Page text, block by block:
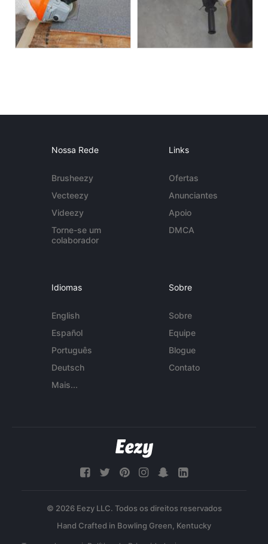
Nossa Rede
Brusheezy
Vecteezy
Videezy
Torne-se um
colaborador
Links
Ofertas
Anunciantes
Apoio
DMCA
Idiomas
English
Español
Português
Deutsch
Mais...
Sobre
Sobre
Equipe
Blogue
Contato
© 2026 Eezy LLC. Todos os direitos reservados